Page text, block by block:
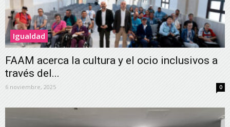
Igualdad
FAAM acerca la cultura y el ocio inclusivos a
través del...
6 noviembre, 2025 0